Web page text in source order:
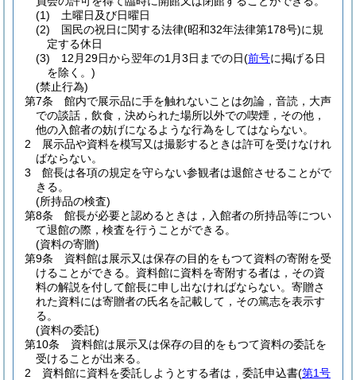
(1)
土曜日及び日曜日
(2)
国民の祝日に関する法律(昭和32年法律第178号)に規
定する休日
(3)
12月29日から翌年の1月3日までの日(前号に掲げる日
を除く。)
(禁止行為)
第7条
館内で展示品に手を触れないことは勿論，音読，大声
での談話，飲食，決められた場所以外での喫煙，その他，
他の入館者の妨げになるような行為をしてはならない。
2
展示品や資料を模写又は撮影するときは許可を受けなけれ
ばならない。
3
館長は各項の規定を守らない参観者は退館させることがで
きる。
(所持品の検査)
第8条
館長が必要と認めるときは，入館者の所持品等につい
て退館の際，検査を行うことができる。
(資料の寄贈)
第9条
資料館は展示又は保存の目的をもつて資料の寄附を受
けることができる。 資料館に資料を寄附する者は，その資
料の解説を付して館長に申し出なければならない。 寄贈さ
れた資料には寄贈者の氏名を記載して，その篤志を表示す
る。
(資料の委託)
第10条
資料館は展示又は保存の目的をもつて資料の委託を
受けることが出来る。
2
資料館に資料を委託しようとする者は，委託申込書(第1号